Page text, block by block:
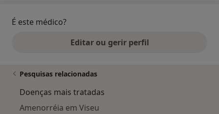
É este médico?
Editar ou gerir perfil
Pesquisas relacionadas
Doenças mais tratadas
Amenorréia em Viseu